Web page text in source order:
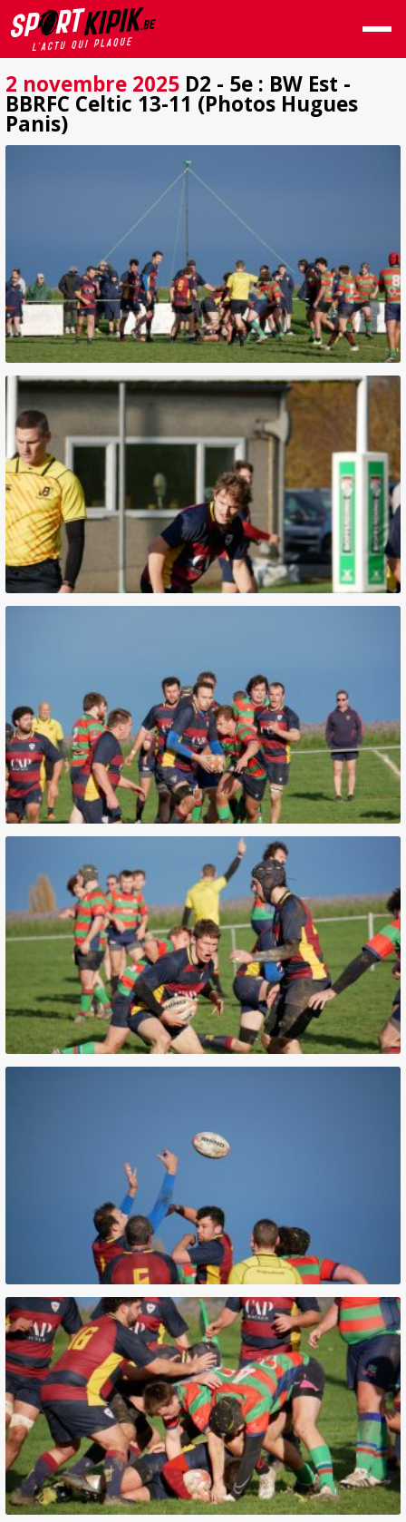
2 novembre 2025 D2 - 5e : BW Est -
BBRFC Celtic 13-11 (Photos Hugues
Panis)